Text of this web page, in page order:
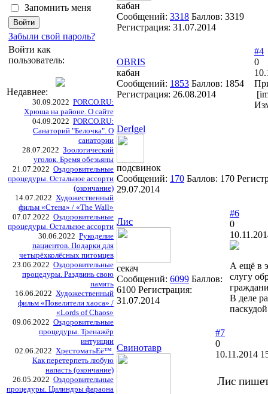
Запомнить меня
Забыли свой пароль?
Войти как
пользователь:
Недавнее:
30.09.2022 PORCO.RU:
Хрюша на районе. О сайте
04.09.2022 PORCO.RU:
Санаторий "Белочка". О
санатории
28.07.2022 Зоологический
уголок. Бремя обезьяны
21.07.2022 Оздоровительные
процедуры. Остальное ассорти
(окончание)
14.07.2022 Художественный
фильм «Стена» / «The Wall»
07.07.2022 Оздоровительные
процедуры. Остальное ассорти
30.06.2022 Рукоделие
пациентов. Подарки для
четырёхколёсных питомцев
23.06.2022 Оздоровительные
процедуры. Раздвинь свою
память
16.06.2022 Художественный
фильм «Повелители хаоса» /
«Lords of Chaos»
09.06.2022 Оздоровительные
процедуры. Тренажёр
интуиции
02.06.2022 ХрестоматьЕё™.
Как перетерпеть любую
напасть (окончание)
26.05.2022 Оздоровительные
процедуры. Цилиндры фараона
кабан
Сообщений: 3318 Баллов: 3319
Регистрация: 31.07.2014
OBRIS
кабан
Сообщений: 1853 Баллов: 1854
Регистрация: 26.08.2014
#4
0
DerIgel
подсвинок
Сообщений: 170 Баллов: 170
29.07.2014
Лис
секач
Сообщений: 6099 Баллов:
6100 Регистрация:
31.07.2014
#6
0
А ещё в
слугу
В деле
Свинотавр
#7
0
10.11.2014
Лис